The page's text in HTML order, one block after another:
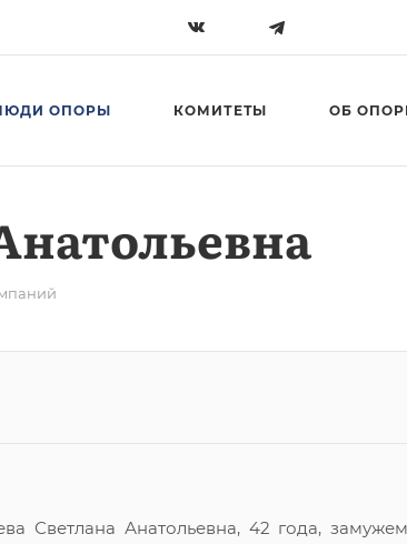
ОПОРЫ КОМИТЕТЫ ОБ
Светлана Анатольевна, 42 года,